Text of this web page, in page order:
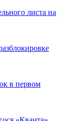
листа на
в первом